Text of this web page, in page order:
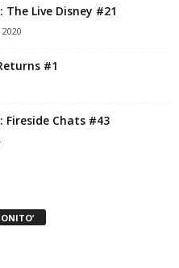
Live Disney #21
#1
Fireside Chats #43